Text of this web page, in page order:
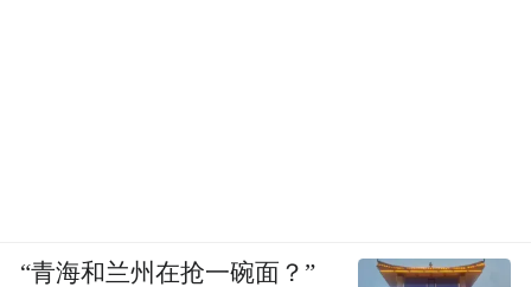
“青海和兰州在抢一碗面？”